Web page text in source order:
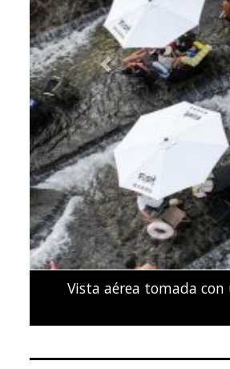
Activistas y familiares
Parlamento de
Previous